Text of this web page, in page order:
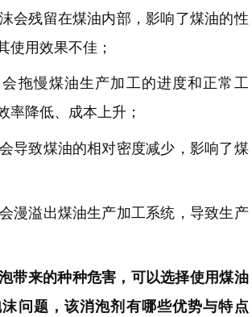
会残留在煤油内部，影响了煤油的性
使用效果不佳；
拖慢煤油生产加工的进度和正常工
率降低、成本上升；
导致煤油的相对密度减少，影响了煤
漫溢出煤油生产加工系统，导致生产
带来的种种危害，可以选择使用煤油
问题，该消泡剂有哪些优势与特点